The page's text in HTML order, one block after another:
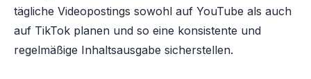
tägliche Videopostings sowohl auf YouTube als auch
auf TikTok planen und so eine konsistente und
regelmäßige Inhaltsausgabe sicherstellen.